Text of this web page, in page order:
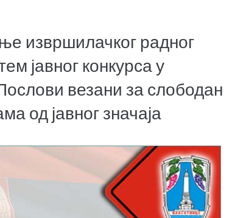
извршилачког радног
јавног конкурса у
везани за слободан
од јавног значаја